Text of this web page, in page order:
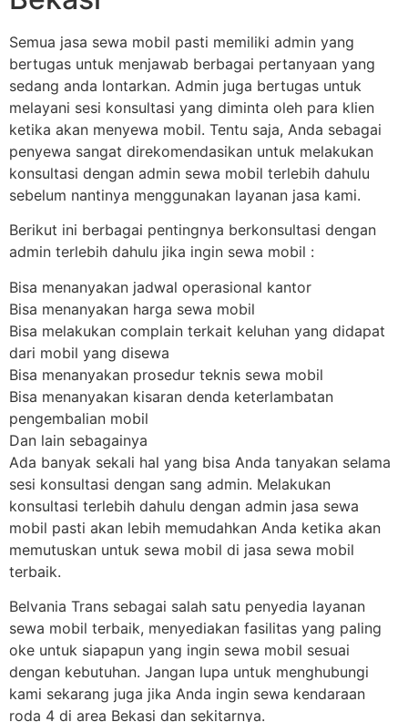
Semua jasa sewa mobil pasti memiliki admin yang
bertugas untuk menjawab berbagai pertanyaan yang
sedang anda lontarkan. Admin juga bertugas untuk
melayani sesi konsultasi yang diminta oleh para klien
ketika akan menyewa mobil. Tentu saja, Anda sebagai
penyewa sangat direkomendasikan untuk melakukan
konsultasi dengan admin sewa mobil terlebih dahulu
sebelum nantinya menggunakan layanan jasa kami.
Berikut ini berbagai pentingnya berkonsultasi dengan
admin terlebih dahulu jika ingin sewa mobil :
Bisa menanyakan jadwal operasional kantor
Bisa menanyakan harga sewa mobil
Bisa melakukan complain terkait keluhan yang didapat
dari mobil yang disewa
Bisa menanyakan prosedur teknis sewa mobil
Bisa menanyakan kisaran denda keterlambatan
pengembalian mobil
Dan lain sebagainya
Ada banyak sekali hal yang bisa Anda tanyakan selama
sesi konsultasi dengan sang admin. Melakukan
konsultasi terlebih dahulu dengan admin jasa sewa
mobil pasti akan lebih memudahkan Anda ketika akan
memutuskan untuk sewa mobil di jasa sewa mobil
terbaik.
Belvania Trans sebagai salah satu penyedia layanan
sewa mobil terbaik, menyediakan fasilitas yang paling
oke untuk siapapun yang ingin sewa mobil sesuai
dengan kebutuhan. Jangan lupa untuk menghubungi
kami sekarang juga jika Anda ingin sewa kendaraan
roda 4 di area Bekasi dan sekitarnya.